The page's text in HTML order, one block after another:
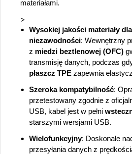
materiałami.
>
Wysokiej jakości materiały
niezawodności: Wewnętrzny
z miedzi beztlenowej (OFC)
transmisję danych, podczas
płaszcz TPEzapewnia
Szeroka kompatybilność:
przetestowany zgodnie z
USB, kabel jest w pełni
starszymi wersjami USB.
Wielofunkcyjny: Doskonale
przesyłania danych z